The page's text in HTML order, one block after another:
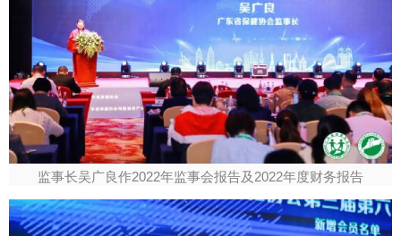
监事长吴广良作2022年监事会报告及2022年度财务报告